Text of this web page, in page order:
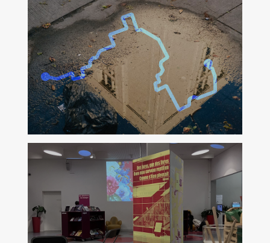
Lecture pour tous
du 7 au 8 Octobre 2026